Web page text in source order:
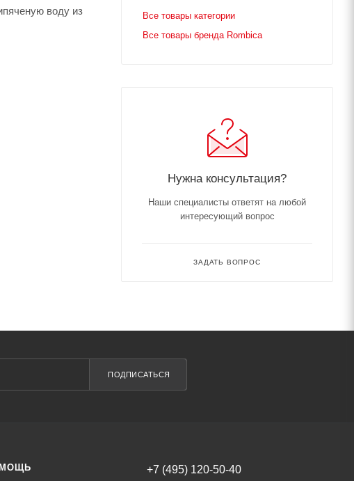
воду из
Все товары категории
Все товары бренда Rombica
Нужна консультация?
Наши специалисты ответят на любой
интересующий вопрос
ЗАДАТЬ ВОПРОС
ПОДПИСАТЬСЯ
+7 (495) 120-50-40